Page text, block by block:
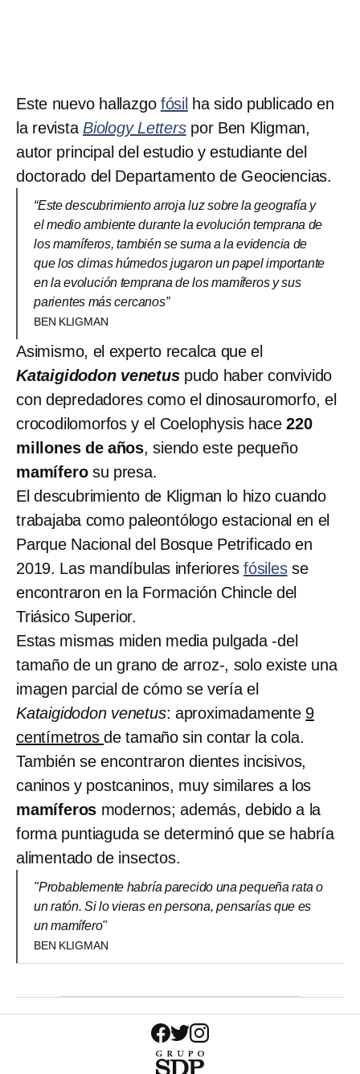
Este nuevo hallazgo fósil ha sido publicado en
la revista Biology Letterspor Ben Kligman,
autor principal del estudio y estudiante del
doctorado del Departamento de Geociencias.
“Este descubrimiento arroja luz sobre la geografía y
el medio ambiente durante la evolución temprana de
los mamíferos, también se suma a la evidencia de
que los climas húmedos jugaron un papel importante
en la evolución temprana de los mamíferos y sus
parientes más cercanos”
BEN KLIGMAN
Asimismo, el experto recalca que el
Kataigidodon venetuspudo haber convivido
con depredadores como el dinosauromorfo, el
crocodilomorfos y el Coelophysis hace220
millones de años, siendo este pequeño
mamíferosu presa.
El descubrimiento de Kligman lo hizo cuando
trabajaba como paleontólogo estacional en el
Parque Nacional del Bosque Petrificado en
2019. Las mandíbulas inferioresfósilesse
encontraron en la Formación Chincle del
Triásico Superior.
Estas mismas miden media pulgada -del
tamaño de un grano de arroz-, solo existe una
imagen parcial de cómo se vería el
Kataigidodon venetus: aproximadamente 9
centímetrosde tamaño sin contar la cola.
También se encontraron dientes incisivos,
caninos y postcaninos, muy similares a los
mamíferos modernos; además, debido a la
forma puntiaguda se determinó que se habría
alimentado de insectos.
"Probablemente habría parecido una pequeña rata o
un ratón. Si lo vieras en persona, pensarías que es
un mamífero"
BEN KLIGMAN